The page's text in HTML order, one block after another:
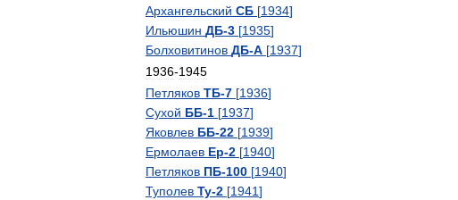
Архангельский СБ [1934]
Ильюшин ДБ-3 [1935]
Болховитинов ДБ-А [1937]
1936-1945
Петляков ТБ-7 [1936]
Сухой ББ-1 [1937]
Яковлев ББ-22 [1939]
Ермолаев Ер-2 [1940]
Петляков ПБ-100 [1940]
Туполев Ту-2 [1941]